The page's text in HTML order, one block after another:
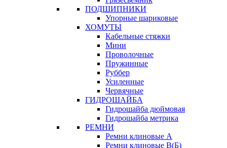
ПОДШИПНИКИ
Упорные шариковые
ХОМУТЫ
Кабельные стяжки
Мини
Проволочные
Пружинные
Руббер
Усиленные
Червячные
ГИДРОШАЙБА
Гидрошайба дюймовая
Гидрошайба метрика
РЕМНИ
Ремни клиновые А
Ремни клиновые В(Б)